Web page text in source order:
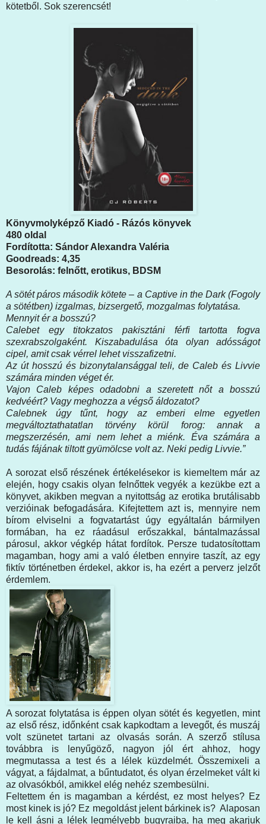
kötetből. Sok szerencsét!
Könyvmolyképző Kiadó - Rázós könyvek
480 oldal
Fordította: Sándor Alexandra Valéria
Goodreads: 4,35
Besorolás: felnőtt, erotikus, BDSM
A sötét páros második kötete – a Captive in the Dark (Fogoly
a sötétben) izgalmas, bizsergető, mozgalmas folytatása.
Mennyit ér a bosszú?
Calebet egy titokzatos pakisztáni férfi tartotta fogva
szexrabszolgaként. Kiszabadulása óta olyan adósságot
cipel, amit csak vérrel lehet visszafizetni.
Az út hosszú és bizonytalansággal teli, de Caleb és Livvie
számára minden véget ér.
Vajon Caleb képes odadobni a szeretett nőt a bosszú
kedvéért? Vagy meghozza a végső áldozatot?
Calebnek úgy tűnt, hogy az emberi elme egyetlen
megváltoztathatatlan törvény körül forog: annak a
megszerzésén, ami nem lehet a miénk. Éva számára a
tudás fájának tiltott gyümölcse volt az. Neki pedig Livvie.”
A sorozat első részének értékelésekor is kiemeltem már az
elején, hogy csakis olyan felnőttek vegyék a kezükbe ezt a
könyvet, akikben megvan a nyitottság az erotika brutálisabb
verzióinak befogadására. Kifejtettem azt is, mennyire nem
bírom elviselni a fogvatartást úgy egyáltalán bármilyen
formában, ha ez ráadásul erőszakkal, bántalmazással
párosul, akkor végkép hátat fordítok. Persze tudatosítottam
magamban, hogy ami a való életben ennyire taszít, az egy
fiktív történetben érdekel, akkor is, ha ezért a perverz jelzőt
érdemlem.
A sorozat folytatása is éppen olyan sötét és kegyetlen, mint
az első rész, időnként csak kapkodtam a levegőt, és muszáj
volt szünetet tartani az olvasás során. A szerző stílusa
továbbra is lenyűgöző, nagyon jól ért ahhoz, hogy
megmutassa a test és a lélek küzdelmét. Összemixeli a
vágyat, a fájdalmat, a bűntudatot, és olyan érzelmeket vált ki
az olvasókból, amikkel elég nehéz szembesülni.
Feltettem én is magamban a kérdést, ez most helyes? Ez
most kinek is jó? Ez megoldást jelent bárkinek is? Alaposan
le kell ásni a lélek legmélyebb bugyraiba, ha meg akarjuk